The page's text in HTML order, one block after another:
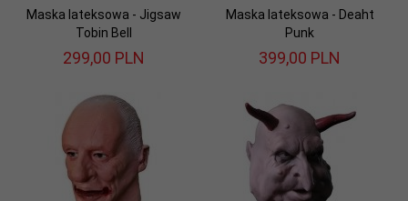
Maska lateksowa - Jigsaw
Tobin Bell
299,00 PLN
Maska lateksowa - Deaht
Punk
399,00 PLN